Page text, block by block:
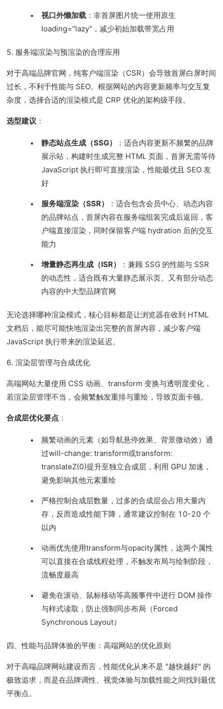
视口外懒加载 ：非首屏图片统一使用原生
loading="lazy"，减少初始加载带宽占用
5. 服务端渲染与预渲染的合理应用
对于高端品牌官网，纯客户端渲染（CSR）会导致首屏白屏时间
过长，不利于性能与 SEO。根据网站的内容更新频率与交互复
杂度，选择合适的渲染模式是 CRP 优化的架构级手段。
选型建议 ：
静态站点生成（SSG）
：适合内容更新不频繁的品牌
展示站，构建时生成完整 HTML 页面，首屏无需等待
JavaScript 执行即可直接渲染，性能最优且 SEO 友
好
服务端渲染（SSR）
：适合包含会员中心、动态内容
的品牌站点，首屏内容在服务端组装完成后返回，客
户端直接渲染，同时保留客户端 hydration 后的交互
能力
增量静态再生成（ISR）
：兼顾 SSG 的性能与 SSR
的动态性，适合既有大量静态展示页、又有部分动态
内容的中大型品牌官网
无论选择哪种渲染模式，核心目标都是让浏览器在收到 HTML
文档后，能尽可能快地渲染出完整的首屏内容，减少客户端
JavaScript 执行带来的渲染延迟。
6. 渲染层管理与合成优化
高端网站大量使用 CSS 动画、transform 变换与透明度变化，
若渲染层管理不当，会频繁触发重排与重绘，导致页面卡顿。
合成层优化要点 ：
频繁动画的元素（如导航悬停效果、背景微动效）通
过will-change: transform或transform:
translateZ(0)提升至独立合成层，利用 GPU 加速，
避免影响其他元素重绘
严格控制合成层数量，过多的合成层会占用大量内
存，反而造成性能下降，通常建议控制在 10-20 个
以内
动画优先使用transform与opacity属性，这两个属性
可以直接在合成线程处理，不触发布局与绘制阶段，
流畅度最高
避免在滚动、鼠标移动等高频事件中进行 DOM 操作
与样式读取，防止强制同步布局（Forced
Synchronous Layout）
四、性能与品牌体验的平衡：高端网站的优化原则
对于高端品牌网站建设而言，性能优化从来不是 "越快越好" 的
极致追求，而是在品牌调性、视觉体验与加载性能之间找到最优
平衡点。